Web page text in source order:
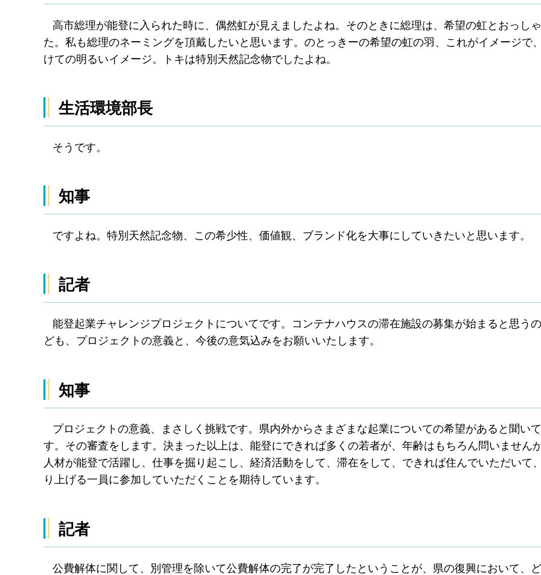
高市総理が能登に入られた時に、偶然虹が見えましたよね。そのときに総理は、希望の虹とおっし
た。私も総理のネーミングを頂戴したいと思います。のとっきーの希望の虹の羽、これがイメージで
けての明るいイメージ。トキは特別天然記念物でしたよね。
生活環境部長
そうです。
知事
ですよね。特別天然記念物、この希少性、価値観、ブランド化を大事にしていきたいと思います。
記者
能登起業チャレンジプロジェクトについてです。コンテナハウスの滞在施設の募集が始まると思う
ども、プロジェクトの意義と、今後の意気込みをお願いいたします。
知事
プロジェクトの意義、まさしく挑戦です。県内外からさまざまな起業についての希望があると聞い
す。その審査をします。決まった以上は、能登にできれば多くの若者が、年齢はもちろん問いません
人材が能登で活躍し、仕事を掘り起こし、経済活動をして、滞在をして、できれば住んでいただいて
り上げる一員に参加していただくことを期待しています。
記者
公費解体に関して、別管理を除いて公費解体の完了が完了したということが、県の復興において、